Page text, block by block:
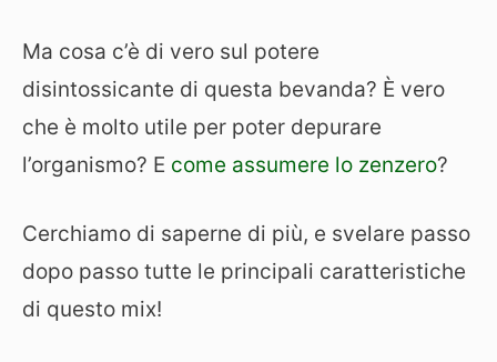
Ma cosa c’è di vero sul potere
disintossicante di questa bevanda? È vero
che è molto utile per poter depurare
l’organismo? E come assumere lo zenzero?
Cerchiamo di saperne di più, e svelare passo
dopo passo tutte le principali caratteristiche
di questo mix!